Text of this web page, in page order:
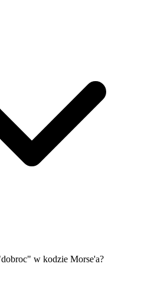
w kodzie Morse'a?